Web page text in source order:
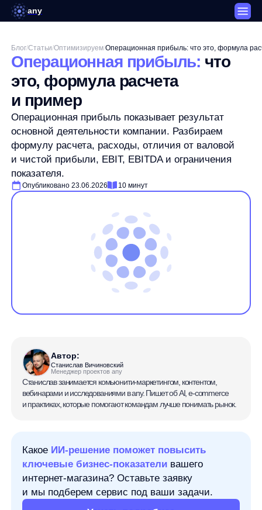
any
Операционная прибыль:что
это, формула расчета
и пример
Операционная прибыль показывает результат
основной деятельности компании. Разбираем
формулу расчета, расходы, отличия от валовой
и чистой прибыли, EBIT, EBITDA и ограничения
показателя.
Опубликовано 23.06.2026 10 минут
Менеджер проектов any
КакоеИИ-решение поможет повысить
ключевые бизнес-показателивашего
интернет-магазина? Оставьте заявку
Операционная прибыль показывает, сколько
компания зарабатывает на основной деятельности
до влияния части неоперационных факторов,